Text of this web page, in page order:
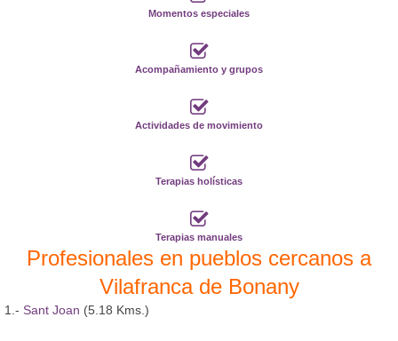
Momentos especiales
Acompañamiento y grupos
Actividades de movimiento
Terapias holísticas
Terapias manuales
Profesionales en pueblos cercanos a
Vilafranca de Bonany
1.- Sant Joan (5.18 Kms.)